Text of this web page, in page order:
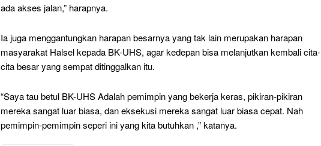
ada akses jalan,” harapnya.
Ia juga menggantungkan harapan besarnya yang tak lain merupakan harapan
masyarakat Halsel kepada BK-UHS, agar kedepan bisa melanjutkan kembali cita-
cita besar yang sempat ditinggalkan itu.
“Saya tau betul BK-UHS Adalah pemimpin yang bekerja keras, pikiran-pikiran
mereka sangat luar biasa, dan eksekusi mereka sangat luar biasa cepat. Nah
pemimpin-pemimpin seperi ini yang kita butuhkan ,” katanya.